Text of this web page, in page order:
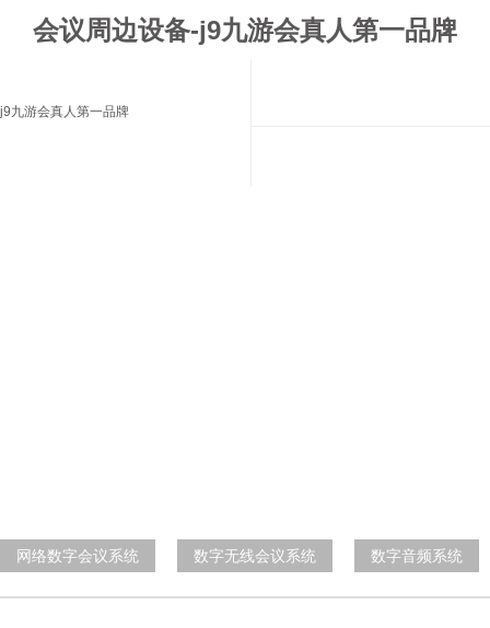
会议周边设备-j9九游会真人第一品牌
j9九游会真人第一品牌
网络数字会议系统 数字无线会议系统 数字音频系统